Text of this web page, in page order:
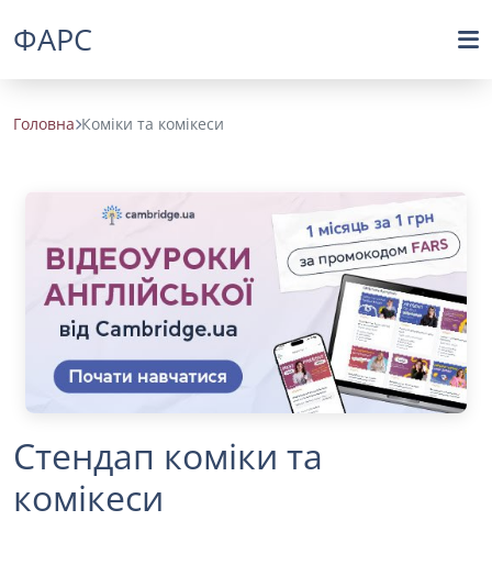
ФАРС
Головна Коміки та комікеси
Стендап коміки та
комікеси